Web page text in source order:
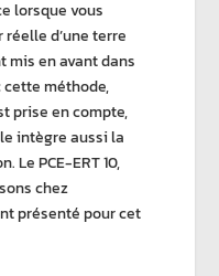
lorsque vous
réelle d’uneterre
mis en avant dans
méthode,
prise en compte,
intègre aussi la
LePCE-ERT 10,
chez
présenté pour cet